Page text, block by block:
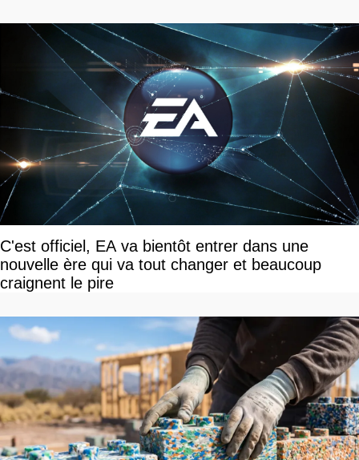
C'est officiel, EA va bientôt entrer dans une
nouvelle ère qui va tout changer et beaucoup
craignent le pire